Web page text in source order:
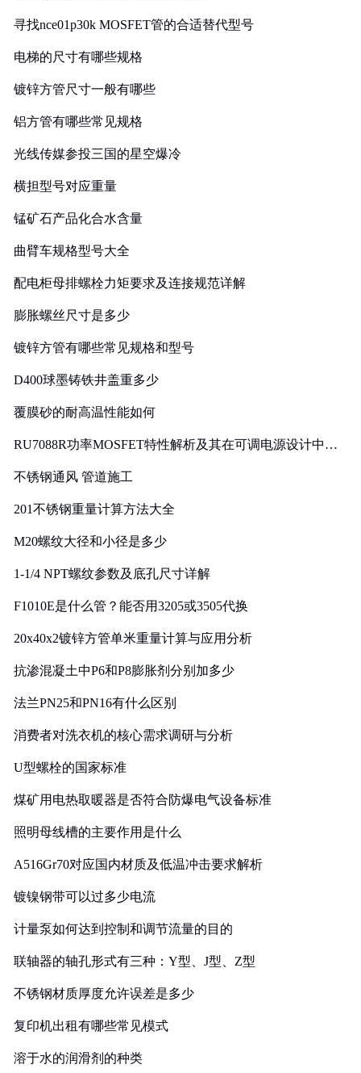
寻找nce01p30k MOSFET管的合适替代型号
电梯的尺寸有哪些规格
镀锌方管尺寸一般有哪些
铝方管有哪些常见规格
光线传媒参投三国的星空爆冷
横担型号对应重量
锰矿石产品化合水含量
曲臂车规格型号大全
配电柜母排螺栓力矩要求及连接规范详解
膨胀螺丝尺寸是多少
镀锌方管有哪些常见规格和型号
D400球墨铸铁井盖重多少
覆膜砂的耐高温性能如何
RU7088R功率MOSFET特性解析及其在可调电源设计中的
不锈钢通风 管道施工
201不锈钢重量计算方法大全
M20螺纹大径和小径是多少
1-1/4 NPT螺纹参数及底孔尺寸详解
F1010E是什么管？能否用3205或3505代换
20x40x2镀锌方管单米重量计算与应用分析
抗渗混凝土中P6和P8膨胀剂分别加多少
法兰PN25和PN16有什么区别
消费者对洗衣机的核心需求调研与分析
U型螺栓的国家标准
煤矿用电热取暖器是否符合防爆电气设备标准
照明母线槽的主要作用是什么
A516Gr70对应国内材质及低温冲击要求解析
镀镍钢带可以过多少电流
计量泵如何达到控制和调节流量的目的
联轴器的轴孔形式有三种：Y型、J型、Z型
不锈钢材质厚度允许误差是多少
复印机出租有哪些常见模式
溶于水的润滑剂的种类